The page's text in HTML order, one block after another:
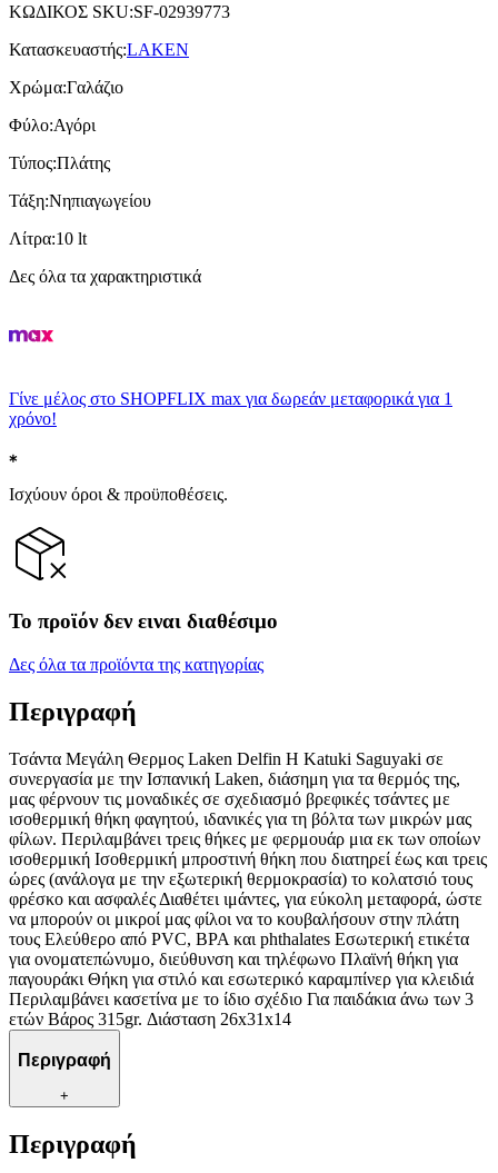
ΚΩΔΙΚΟΣ SKU:SF-02939773
Κατασκευαστής:LAKEN
Χρώμα:Γαλάζιο
Φύλο:Αγόρι
Τύπος:Πλάτης
Τάξη:Νηπιαγωγείου
Λίτρα:10 lt
Δες όλα τα χαρακτηριστικά
Γίνε μέλος στο SHOPFLIX max για δωρεάν μεταφορικά για 1
χρόνο!
Ισχύουν όροι & προϋποθέσεις.
Το προϊόν δεν ειναι διαθέσιμο
Δες όλα τα προϊόντα της κατηγορίας
Περιγραφή
Τσάντα Μεγάλη Θερμος Laken Delfin Η Katuki Saguyaki σε
συνεργασία με την Ισπανική Laken, διάσημη για τα θερμός της,
μας φέρνουν τις μοναδικές σε σχεδιασμό βρεφικές τσάντες με
ισοθερμική θήκη φαγητού, ιδανικές για τη βόλτα των μικρών μας
φίλων. Περιλαμβάνει τρεις θήκες με φερμουάρ μια εκ των οποίων
ισοθερμική Ισοθερμική μπροστινή θήκη που διατηρεί έως και τρεις
ώρες (ανάλογα με την εξωτερική θερμοκρασία) το κολατσιό τους
φρέσκο και ασφαλές Διαθέτει ιμάντες, για εύκολη μεταφορά, ώστε
να μπορούν οι μικροί μας φίλοι να το κουβαλήσουν στην πλάτη
τους Ελεύθερο από PVC, BPA και phthalates Εσωτερική ετικέτα
για ονοματεπώνυμο, διεύθυνση και τηλέφωνο Πλαϊνή θήκη για
παγουράκι Θήκη για στιλό και εσωτερικό καραμπίνερ για κλειδιά
Περιλαμβάνει κασετίνα με το ίδιο σχέδιο Για παιδάκια άνω των 3
ετών Βάρος 315gr. Διάσταση 26x31x14
Περιγραφή
+
Περιγραφή